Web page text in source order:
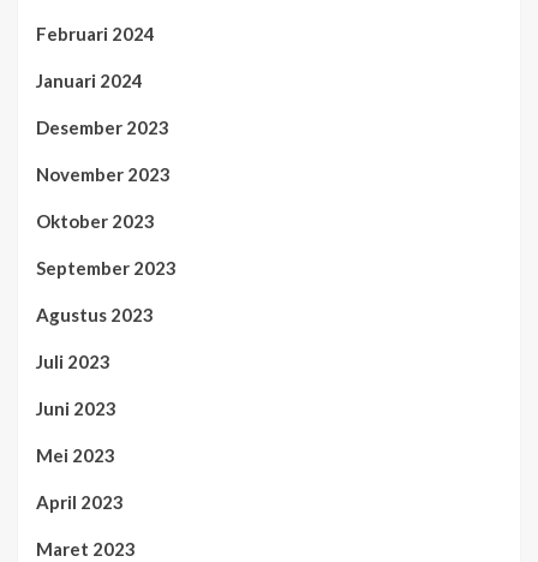
Februari 2024
Januari 2024
Desember 2023
November 2023
Oktober 2023
September 2023
Agustus 2023
Juli 2023
Juni 2023
Mei 2023
April 2023
Maret 2023